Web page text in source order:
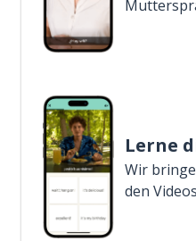
Lerne
Wir
den